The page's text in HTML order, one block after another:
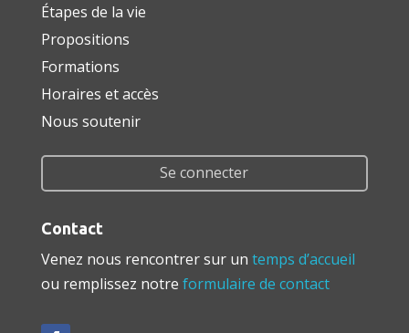
Étapes de la vie
Propositions
Formations
Horaires et accès
Nous soutenir
Se connecter
Contact
Venez nous rencontrer sur un temps d’accueil
ou remplissez notre formulaire de contact